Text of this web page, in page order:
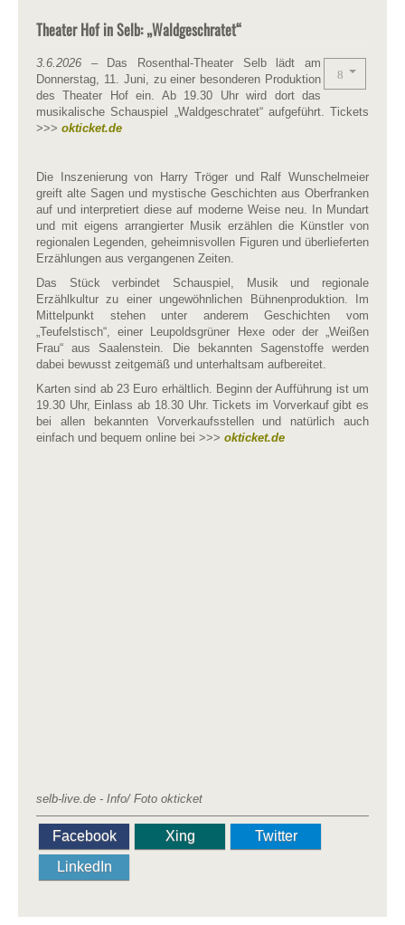
Theater Hof in Selb: „Waldgeschratet“
3.6.2026 – Das Rosenthal-Theater Selb lädt am
Donnerstag, 11. Juni, zu einer besonderen Produktion
des Theater Hof ein. Ab 19.30 Uhr wird dort das
musikalische Schauspiel „Waldgeschratet“ aufgeführt. Tickets
>>> okticket.de
Die Inszenierung von Harry Tröger und Ralf Wunschelmeier
greift alte Sagen und mystische Geschichten aus Oberfranken
auf und interpretiert diese auf moderne Weise neu. In Mundart
und mit eigens arrangierter Musik erzählen die Künstler von
regionalen Legenden, geheimnisvollen Figuren und überlieferten
Erzählungen aus vergangenen Zeiten.
Das Stück verbindet Schauspiel, Musik und regionale
Erzählkultur zu einer ungewöhnlichen Bühnenproduktion. Im
Mittelpunkt stehen unter anderem Geschichten vom
„Teufelstisch“, einer Leupoldsgrüner Hexe oder der „Weißen
Frau“ aus Saalenstein. Die bekannten Sagenstoffe werden
dabei bewusst zeitgemäß und unterhaltsam aufbereitet.
Karten sind ab 23 Euro erhältlich. Beginn der Aufführung ist um
19.30 Uhr, Einlass ab 18.30 Uhr. Tickets im Vorverkauf gibt es
bei allen bekannten Vorverkaufsstellen und natürlich auch
einfach und bequem online bei >>> okticket.de
selb-live.de - Info/ Foto okticket
Facebook Xing
Twitter
LinkedIn